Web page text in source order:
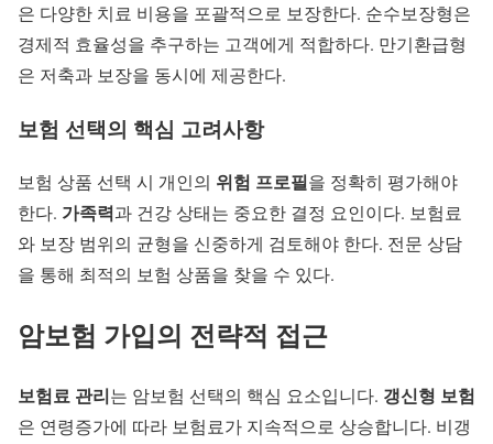
은 다양한 치료 비용을 포괄적으로 보장한다. 순수보장형은
경제적 효율성을 추구하는 고객에게 적합하다. 만기환급형
은 저축과 보장을 동시에 제공한다.
보험 선택의 핵심 고려사항
보험 상품 선택 시 개인의 위험 프로필을 정확히 평가해야
한다. 가족력과 건강 상태는 중요한 결정 요인이다. 보험료
와 보장 범위의 균형을 신중하게 검토해야 한다. 전문 상담
을 통해 최적의 보험 상품을 찾을 수 있다.
암보험 가입의 전략적 접근
보험료 관리는 암보험 선택의 핵심 요소입니다. 갱신형 보험
은 연령증가에 따라 보험료가 지속적으로 상승합니다. 비갱